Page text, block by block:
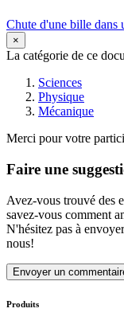
Chute d'une bille dans
×
La catégorie de ce
Sciences
Physique
Mécanique
Merci pour votre
Faire une
Avez-vous trouvé des
savez-vous comment
N'hésitez pas à
nous!
Envoyer un
Produits